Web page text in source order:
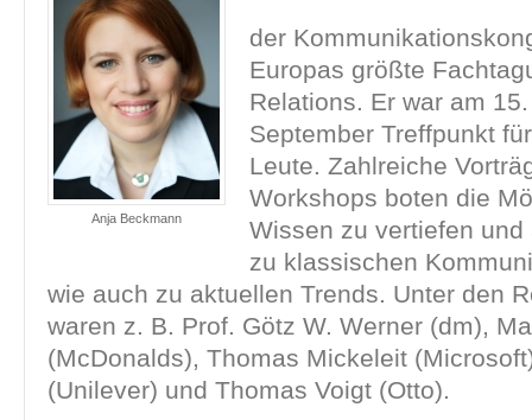
Anja Beckmann
der
Europas größte
Relations. Er war am
September Treffpunkt
Leute. Zahlreiche
Workshops boten die
Wissen zu vertiefen
zu klassischen
wie auch zu aktuellen Trends. Unter den
waren z. B. Prof. Götz W. Werner (dm),
(McDonalds), Thomas Mickeleit
(Unilever) und Thomas Voigt (Otto).